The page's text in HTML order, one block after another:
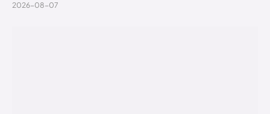
2026-08-07